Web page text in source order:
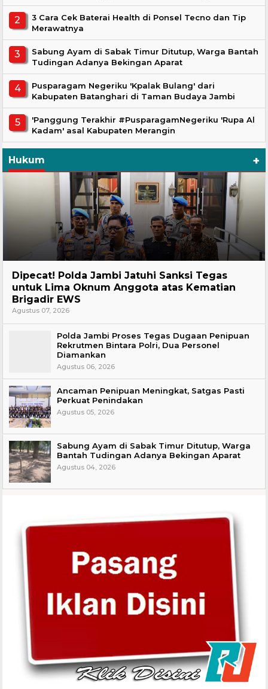
3 Cara Cek Baterai Health di Ponsel Tecno dan Tip
Merawatnya
Sabung Ayam di Sabak Timur Ditutup, Warga Bantah
Tudingan Adanya Bekingan Aparat
Pusparagam Negeriku 'Kpalak Bulang' dari
Kabupaten Batanghari di Taman Budaya Jambi
'Panggung Terakhir #PusparagamNegeriku 'Rupa Al
Kadam' asal Kabupaten Merangin
Hukum +
Dipecat! Polda Jambi Jatuhi Sanksi Tegas
untuk Lima Oknum Anggota atas Kematian
Brigadir EWS
Agustus 07, 2026
Polda Jambi Proses Tegas Dugaan Penipuan
Rekrutmen Bintara Polri, Dua Personel
Diamankan
Agustus 06, 2026
Ancaman Penipuan Meningkat, Satgas Pasti
Perkuat Penindakan
Agustus 05, 2026
Sabung Ayam di Sabak Timur Ditutup, Warga
Bantah Tudingan Adanya Bekingan Aparat
Agustus 04, 2026